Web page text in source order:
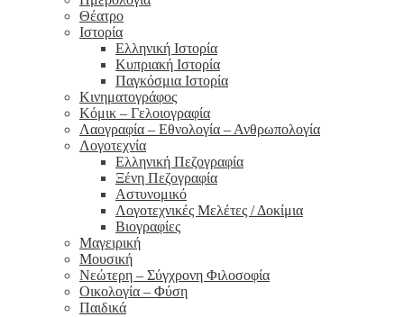
Θέατρο
Ιστορία
Ελληνική Ιστορία
Κυπριακή Ιστορία
Παγκόσμια Ιστορία
Κινηματογράφος
Κόμικ – Γελοιογραφία
Λαογραφία – Εθνολογία – Ανθρωπολογία
Λογοτεχνία
Ελληνική Πεζογραφία
Ξένη Πεζογραφία
Αστυνομικό
Λογοτεχνικές Μελέτες / Δοκίμια
Βιογραφίες
Μαγειρική
Μουσική
Νεώτερη – Σύγχρονη Φιλοσοφία
Οικολογία – Φύση
Παιδικά